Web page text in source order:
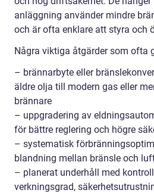
anläggning använder mindre
och är ofta enklare att styra och
Några viktiga åtgärder som ofta
– brännarbyte eller
äldre olja till modern gas eller
brännare
– uppgradering av
för bättre reglering och högre
– systematisk
blandning mellan bränsle och
– planerat underhåll med
verkningsgrad,